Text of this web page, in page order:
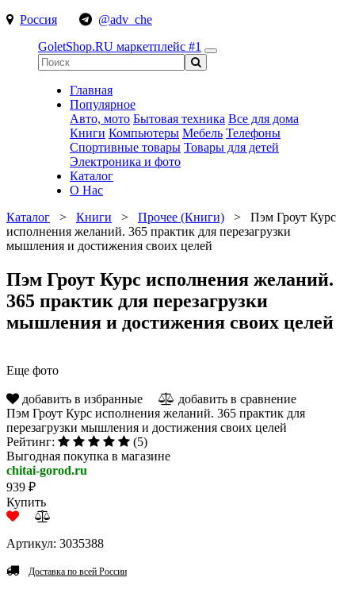
Россия
@adv_che
GoletShop.RU маркетплейс #1
Главная
Популярное
Авто, мото Бытовая техника Все для дома
Книги Компьютеры Мебель Телефоны
Спортивные товары Товары для детей
Электроника и фото
Каталог
О Нас
Каталог > Книги > Прочее (Книги) > Пэм Гроут Курс
исполнения желаний. 365 практик для перезагрузки
мышления и достижения своих целей
Пэм Гроут Курс исполнения желаний.
365 практик для перезагрузки
мышления и достижения своих целей
Еще фото
добавить в избранные
добавить в сравнение
Пэм Гроут Курс исполнения желаний. 365 практик для
перезагрузки мышления и достижения своих целей
Рейтинг:
(5)
Выгодная покупка в магазине
chitai-gorod.ru
939 ₽
Купить
Артикул: 3035388
Доставка по всей России